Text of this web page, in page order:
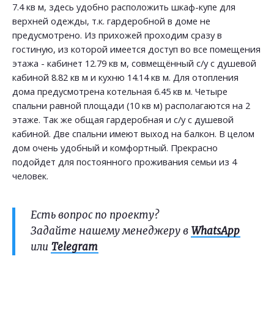
7.4 кв м, здесь удобно расположить шкаф-купе для
верхней одежды, т.к. гардеробной в доме не
предусмотрено. Из прихожей проходим сразу в
гостиную, из которой имеется доступ во все помещения
этажа - кабинет 12.79 кв м, совмещённый с/у с душевой
кабиной 8.82 кв м и кухню 14.14 кв м. Для отопления
дома предусмотрена котельная 6.45 кв м. Четыре
спальни равной площади (10 кв м) располагаются на 2
этаже. Так же общая гардеробная и с/у с душевой
кабиной. Две спальни имеют выход на балкон. В целом
дом очень удобный и комфортный. Прекрасно
подойдет для постоянного проживания семьи из 4
человек.
Есть вопрос по проекту?
Задайте нашему менеджеру в WhatsApp
или Telegram